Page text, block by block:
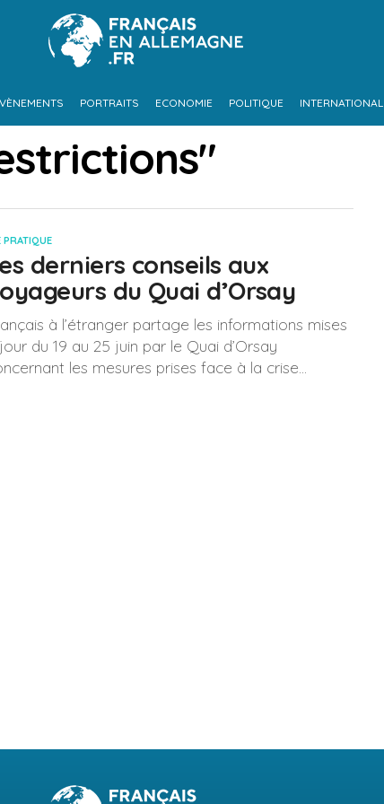
PORTRAITS ECONOMIE POLITIQUE INTERNATIONAL
PRATIQUE
derniers conseils aux
du Quai d’Orsay
à l’étranger partage les informations mises
du 19 au 25 juin par le Quai d’Orsay
les mesures prises face à la crise...